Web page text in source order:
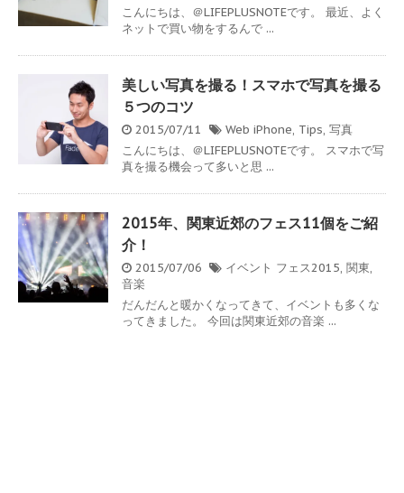
こんにちは、＠LIFEPLUSNOTEです。 最近、よく
ネットで買い物をするんで ...
美しい写真を撮る！スマホで写真を撮る
５つのコツ
2015/07/11 Web iPhone, Tips, 写真
こんにちは、＠LIFEPLUSNOTEです。 スマホで写
真を撮る機会って多いと思 ...
2015年、関東近郊のフェス11個をご紹
介！
2015/07/06 イベント フェス2015, 関東,
音楽
だんだんと暖かくなってきて、イベントも多くな
ってきました。 今回は関東近郊の音楽 ...